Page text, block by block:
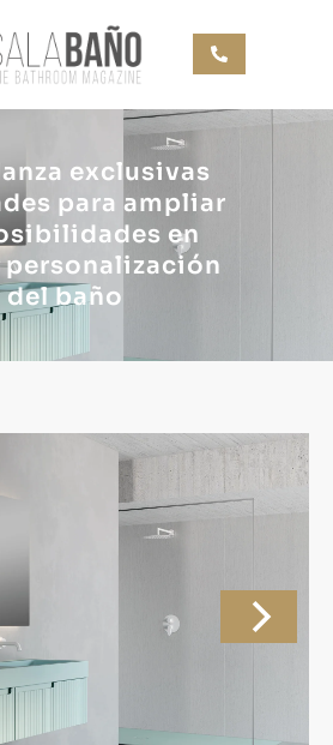
exclusivas
para ampliar
en
del baño